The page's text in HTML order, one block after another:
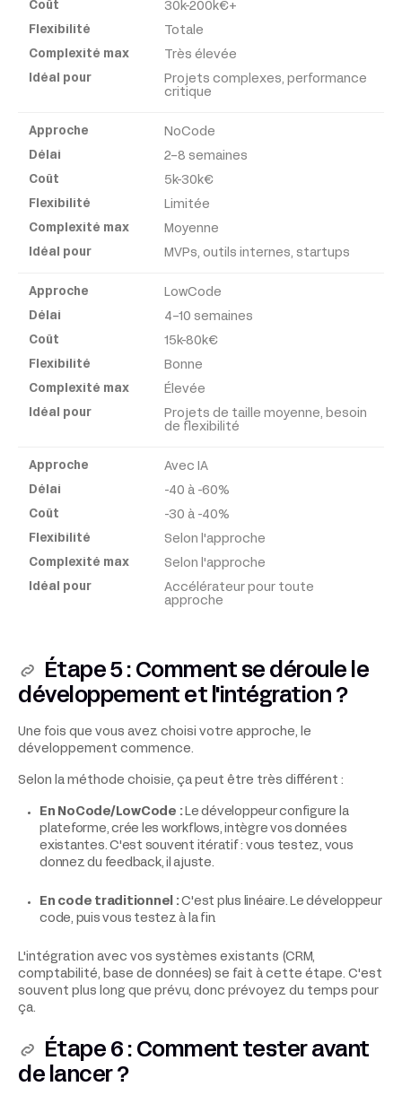
Délai
Coût
max
Idéal
pour
30k-200k€+
Totale
Très élevée
Projets complexes, performance
critique
NoCode
2-8 semaines
5k-30k€
Limitée
Moyenne
MVPs, outils internes, startups
LowCode
4-10 semaines
15k-80k€
Bonne
Élevée
Projets de taille moyenne, besoin
de flexibilité
Avec IA
-40 à -60%
-30 à -40%
Selon l'approche
Selon l'approche
Accélérateur pour toute
approche
Étape 5 : Comment se déroule le
développement et l'intégration ?
Une fois que vous avez choisi votre approche, le
développement commence.
Selon la méthode choisie, ça peut être très différent :
En NoCode/LowCode :Le développeur configure la
plateforme, crée les workflows, intègre vos données
existantes. C'est souvent itératif : vous testez, vous
donnez du feedback, il ajuste.
En code traditionnel :C'est plus linéaire. Le développeur
code, puis vous testez à la fin.
L'intégration avec vos systèmes existants (CRM,
comptabilité, base de données) se fait à cette étape. C'est
souvent plus long que prévu, donc prévoyez du temps pour
ça.
Étape 6 : Comment tester avant
de lancer ?